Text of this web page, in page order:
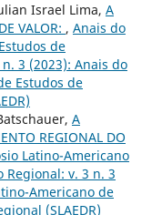
Israel Lima, A
VALOR: , Anais do
de
3 (2023): Anais do
Estudos de
A
REGIONAL DO
Latino-Americano
Regional: v. 3 n. 3
Americano de
(SLAEDR)